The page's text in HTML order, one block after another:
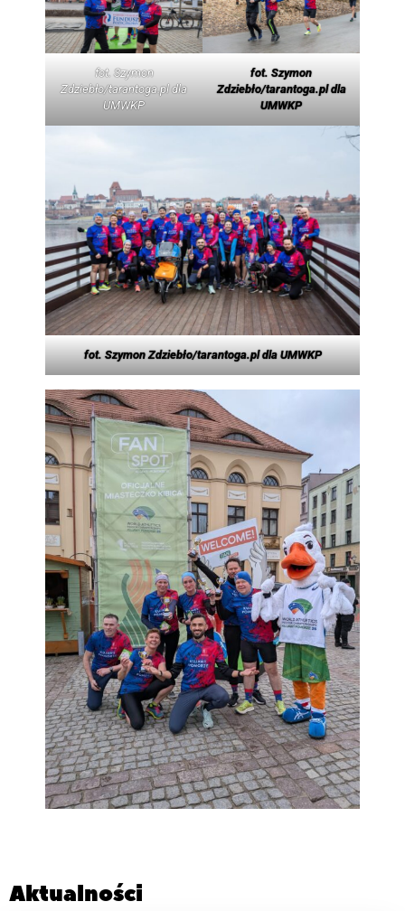
fot. Szymon
Zdziebło/tarantoga.pl dla
UMWKP
fot. Szymon
Zdziebło/tarantoga.pl dla
UMWKP
fot. Szymon Zdziebło/tarantoga.pl dla UMWKP
Aktualności